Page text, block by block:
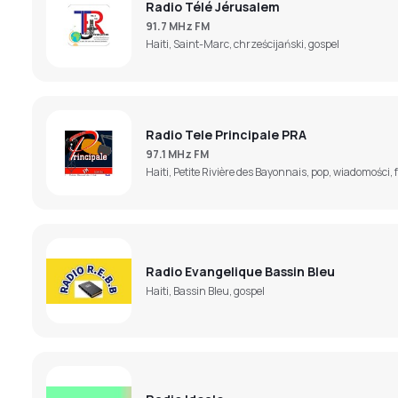
Radio Télé Jérusalem
91.7 MHz FM
Haiti, Saint-Marc, chrześcijański, gospel
Radio Tele Principale PRA
97.1 MHz FM
Haiti, Petite Rivière des Bayonnais, pop, wiadomości,
Radio Evangelique Bassin Bleu
Haiti, Bassin Bleu, gospel